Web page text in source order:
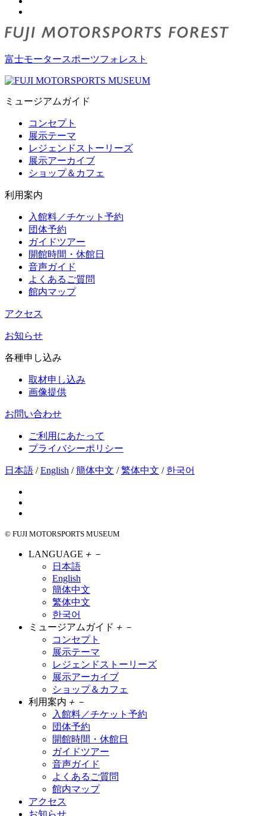
富士モータースポーツフォレスト
ミュージアムガイド
コンセプト
展示テーマ
レジェンドストーリーズ
展示アーカイブ
ショップ＆カフェ
利用案内
入館料／チケット予約
団体予約
ガイドツアー
開館時間・休館日
音声ガイド
よくあるご質問
館内マップ
アクセス
お知らせ
各種申し込み
取材申し込み
画像提供
お問い合わせ
ご利用にあたって
プライバシーポリシー
日本語 /English /簡体中文 /繁体中文 / 한국어
© FUJI MOTORSPORTS MUSEUM
LANGUAGE ＋ －
日本語
English
簡体中文
繁体中文
한국어
ミュージアムガイド ＋ －
コンセプト
展示テーマ
レジェンドストーリーズ
展示アーカイブ
ショップ＆カフェ
利用案内 ＋ －
入館料／チケット予約
団体予約
開館時間・休館日
ガイドツアー
音声ガイド
よくあるご質問
館内マップ
アクセス